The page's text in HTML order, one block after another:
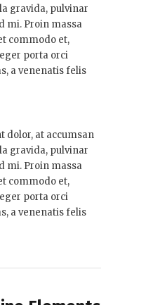
gravida, pulvinar
mi. Proin massa
commodo et,
porta orci
a venenatis felis
dolor, at accumsan
gravida, pulvinar
mi. Proin massa
commodo et,
porta orci
a venenatis felis